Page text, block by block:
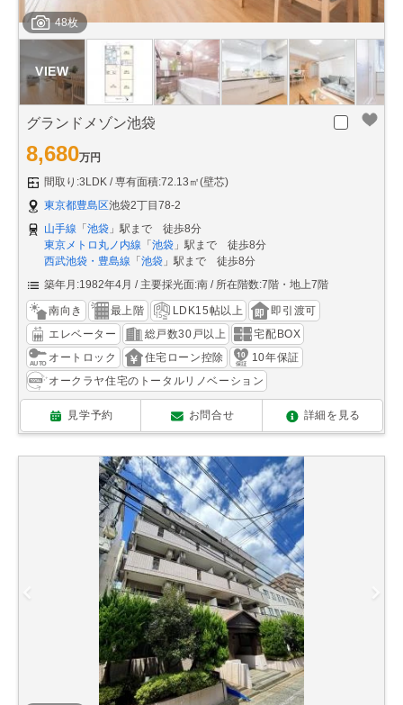
48枚
グランドメゾン池袋
8,680万円
間取り:3LDK
専有面積:72.13㎡(壁芯)
東京都豊島区池袋2丁目78-2
山手線 「池袋 」駅まで 徒歩8分
東京メトロ丸ノ内線 「池袋 」駅まで 徒歩8分
西武池袋・豊島線 「池袋 」駅まで 徒歩8分
築年月:1982年4月
主要採光面:南 所在階数:7階・地上7階
南向き 最上階 LDK15帖以上
即引渡可
エレベーター
総戸数30戸以上
宅配BOX
オートロック
住宅ローン控除
10年保証
オークラヤ住宅のトータルリノベーション
見学予約 お問合せ 詳細を見る